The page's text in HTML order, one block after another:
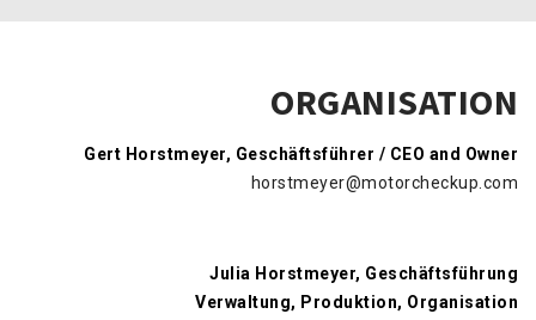
ORGANISATION
Gert Horstmeyer, Geschäftsführer / CEO and Owner
horstmeyer@motorcheckup.com
Julia Horstmeyer, Geschäftsführung
Verwaltung, Produktion, Organisation